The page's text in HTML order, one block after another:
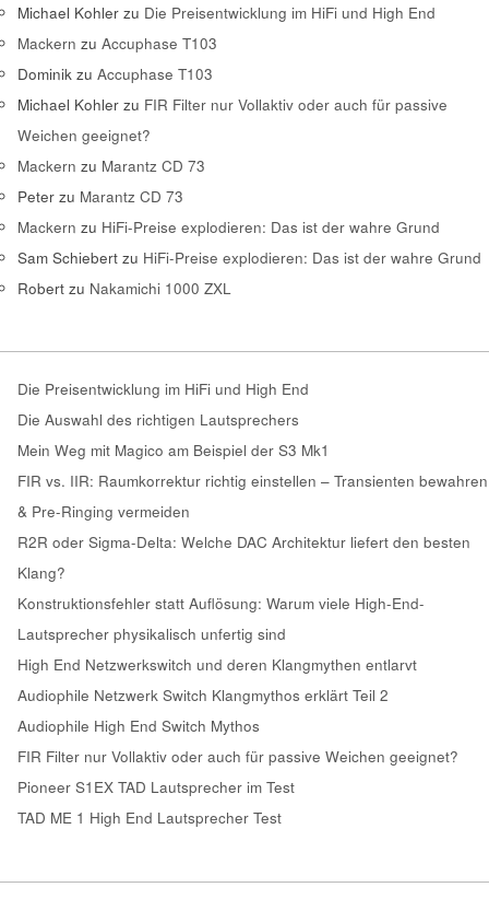
Michael Kohler zu Die Preisentwicklung im HiFi und High End
Mackern zu Accuphase T103
Dominik zu Accuphase T103
Michael Kohler zu FIR Filter nur Vollaktiv oder auch für passive
Weichen geeignet?
Mackern zu Marantz CD 73
Peter zu Marantz CD 73
Mackern zu HiFi-Preise explodieren: Das ist der wahre Grund
Sam Schiebert zu HiFi-Preise explodieren: Das ist der wahre Grund
Robert zu Nakamichi 1000 ZXL
Die Preisentwicklung im HiFi und High End
Die Auswahl des richtigen Lautsprechers
Mein Weg mit Magico am Beispiel der S3 Mk1
FIR vs. IIR: Raumkorrektur richtig einstellen – Transienten bewahren
& Pre-Ringing vermeiden
R2R oder Sigma-Delta: Welche DAC Architektur liefert den besten
Klang?
Konstruktionsfehler statt Auflösung: Warum viele High-End-
Lautsprecher physikalisch unfertig sind
High End Netzwerkswitch und deren Klangmythen entlarvt
Audiophile Netzwerk Switch Klangmythos erklärt Teil 2
Audiophile High End Switch Mythos
FIR Filter nur Vollaktiv oder auch für passive Weichen geeignet?
Pioneer S1EX TAD Lautsprecher im Test
TAD ME 1 High End Lautsprecher Test